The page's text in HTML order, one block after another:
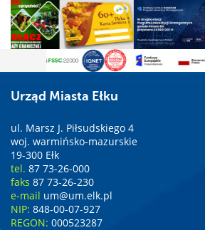
Urząd Miasta Ełku
ul. Marsz J. Piłsudskiego 4
woj. warmińsko-mazurskie
19-300 Ełk
tel. 87 73-26-000
faks 87 73-26-230
e-mail um@um.elk.pl
NIP: 848-00-07-927
REGON: 000523287